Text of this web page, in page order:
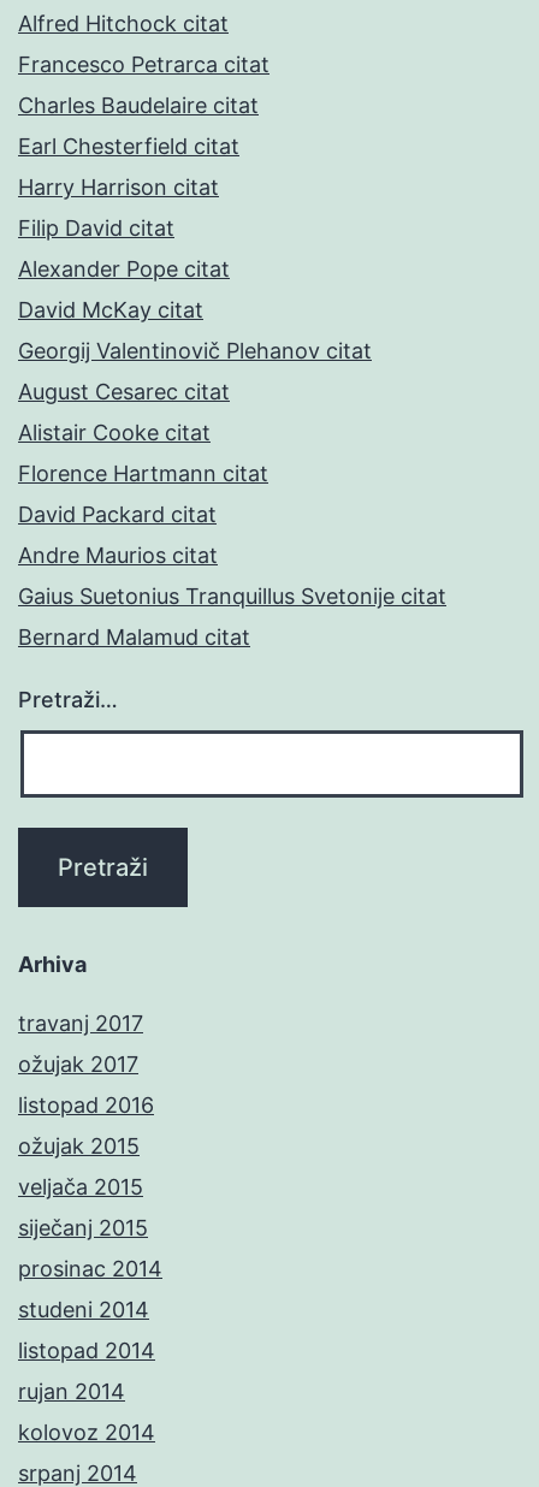
Alfred Hitchock citat
Francesco Petrarca citat
Charles Baudelaire citat
Earl Chesterfield citat
Harry Harrison citat
Filip David citat
Alexander Pope citat
David McKay citat
Georgij Valentinovič Plehanov citat
August Cesarec citat
Alistair Cooke citat
Florence Hartmann citat
David Packard citat
Andre Maurios citat
Gaius Suetonius Tranquillus Svetonije citat
Bernard Malamud citat
Pretraži…
Arhiva
travanj 2017
ožujak 2017
listopad 2016
ožujak 2015
veljača 2015
siječanj 2015
prosinac 2014
studeni 2014
listopad 2014
rujan 2014
kolovoz 2014
srpanj 2014